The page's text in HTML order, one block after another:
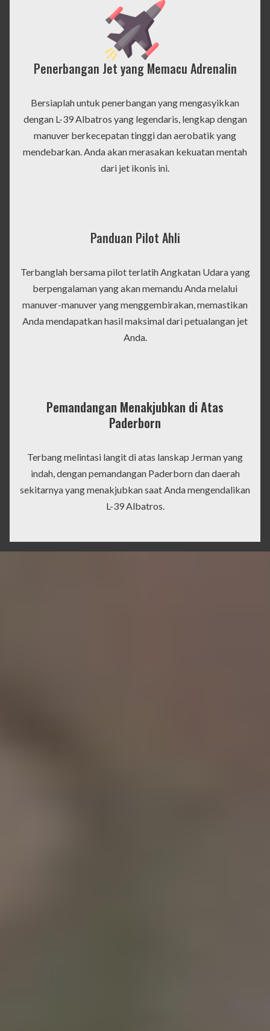
Penerbangan Jet yang Memacu Adrenalin
Bersiaplah untuk penerbangan yang mengasyikkan
dengan L-39 Albatros yang legendaris, lengkap dengan
manuver berkecepatan tinggi dan aerobatik yang
mendebarkan. Anda akan merasakan kekuatan mentah
dari jet ikonis ini.
Panduan Pilot Ahli
Terbanglah bersama pilot terlatih Angkatan Udara yang
berpengalaman yang akan memandu Anda melalui
manuver-manuver yang menggembirakan, memastikan
Anda mendapatkan hasil maksimal dari petualangan jet
Anda.
Pemandangan Menakjubkan di Atas
Paderborn
Terbang melintasi langit di atas lanskap Jerman yang
indah, dengan pemandangan Paderborn dan daerah
sekitarnya yang menakjubkan saat Anda mengendalikan
L-39 Albatros.